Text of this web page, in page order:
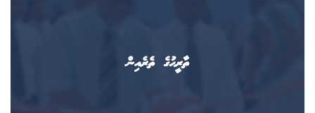
ތާރީޙުގެ ތެރެއިން